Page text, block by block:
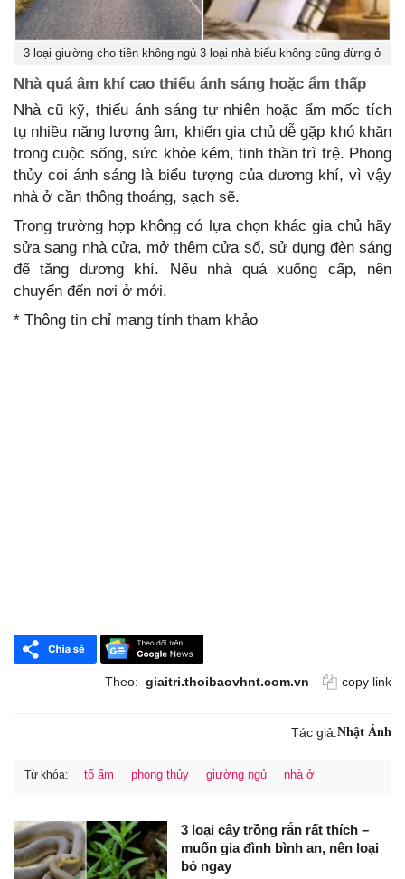
3 loại giường cho tiền không ngủ 3 loại nhà biếu không cũng đừng ở
Nhà quá âm khí cao thiếu ánh sáng hoặc ẩm thấp
Nhà cũ kỹ, thiếu ánh sáng tự nhiên hoặc ẩm mốc tích
tụ nhiều năng lượng âm, khiến gia chủ dễ gặp khó khăn
trong cuộc sống, sức khỏe kém, tinh thần trì trệ. Phong
thủy coi ánh sáng là biểu tượng của dương khí, vì vậy
nhà ở cần thông thoáng, sạch sẽ.
Trong trường hợp không có lựa chọn khác gia chủ hãy
sửa sang nhà cửa, mở thêm cửa sổ, sử dụng đèn sáng
để tăng dương khí. Nếu nhà quá xuống cấp, nên
chuyển đến nơi ở mới.
* Thông tin chỉ mang tính tham khảo
Theo: giaitri.thoibaovhnt.com.vn copy link
Tác giả:Nhật Ánh
Từ khóa: tổ ấm phong thủy giường ngủ nhà ở
3 loại cây trồng rắn rất thích –
muốn gia đình bình an, nên loại
bỏ ngay